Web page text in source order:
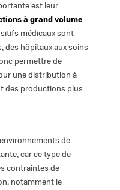
est leur
à grand volume
médicaux sont
des hôpitaux aux soins
permettre de
une distribution à
des productions plus
de
car ce type de
contraintes de
notamment le